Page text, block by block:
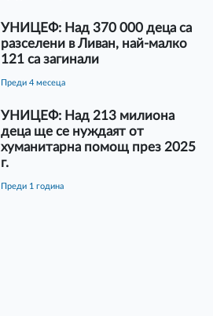
УНИЦЕФ: Над 370 000 деца са
разселени в Ливан, най-малко
121 са загинали
преди 4 месеца
УНИЦЕФ: Над 213 милиона
деца ще се нуждаят от
хуманитарна помощ през 2025
г.
преди 1 година